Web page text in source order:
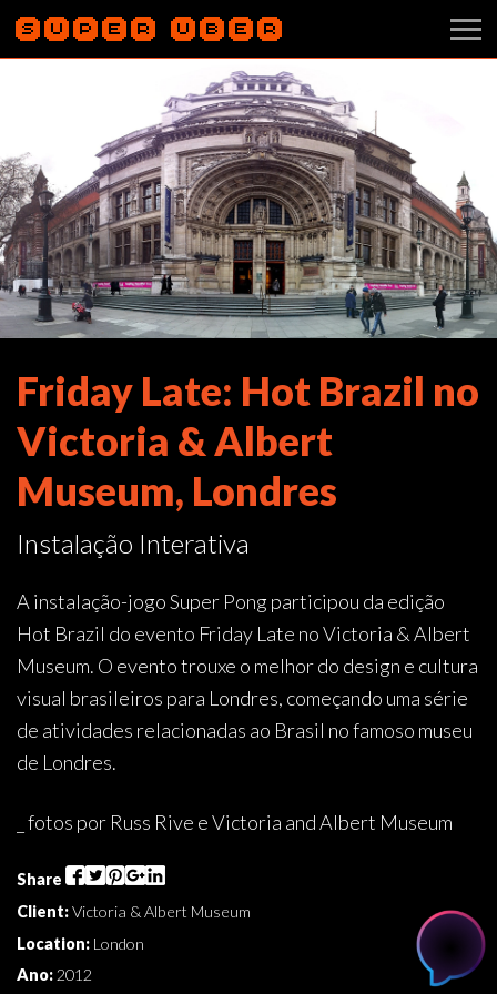
Friday Late: Hot Brazil no
Victoria & Albert
Museum, Londres
Instalação Interativa
A instalação-jogo Super Pong participou da edição
Hot Brazil do evento Friday Late no Victoria & Albert
Museum. O evento trouxe o melhor do design e cultura
visual brasileiros para Londres, começando uma série
de atividades relacionadas ao Brasil no famoso museu
de Londres.
_ fotos por Russ Rive e Victoria and Albert Museum
Share
Client:Victoria & Albert Museum
Location: London
Ano:2012